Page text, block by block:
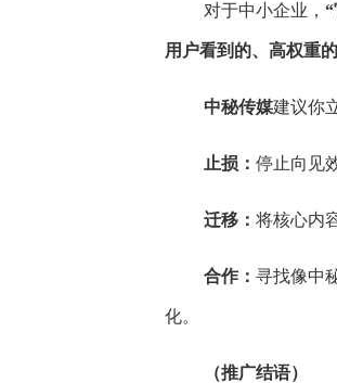
对于中小企业，
用户看到的、高权重
中秘传媒建议你
止损： 停止向见
迁移： 将核心内
合作： 寻找像中
化。
（推广结语）